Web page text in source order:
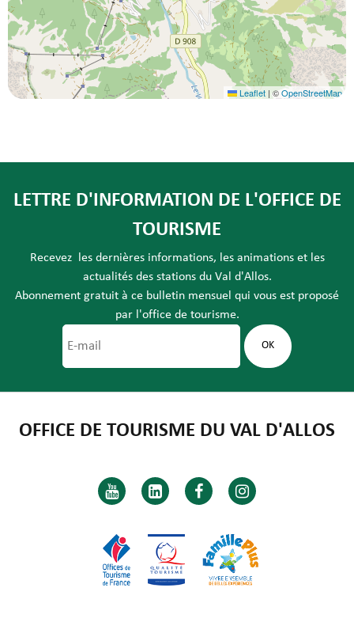
Leaflet | ©OpenStreetMap
LETTRE D'INFORMATION DE L'OFFICE DE
TOURISME
Recevez les dernières informations, les animations et les
actualités des stations du Val d'Allos.
Abonnement gratuit à ce bulletin mensuel qui vous est proposé
par l'office de tourisme.
OFFICE DE TOURISME DU VAL D'ALLOS